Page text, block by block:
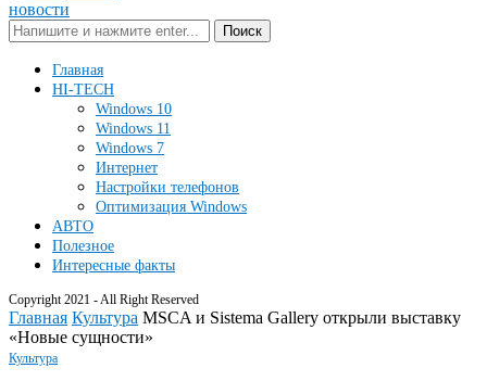
Поиск
Главная
HI-TECH
Windows 10
Windows 11
Windows 7
Интернет
Настройки телефонов
Оптимизация Windows
АВТО
Полезное
Интересные факты
Copyright 2021 - All Right Reserved
Главная Культура MSCA и Sistema Gallery открыли выставку
«Новые сущности»
Культура